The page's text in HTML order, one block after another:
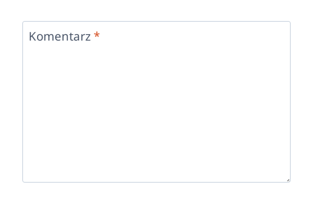
Komentarz*